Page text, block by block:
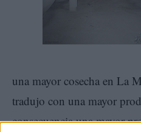
una mayor cosecha en La
tradujo con una mayor
consecuencia una mayor